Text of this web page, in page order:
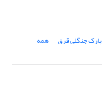
پارک جنگلی قرق همه